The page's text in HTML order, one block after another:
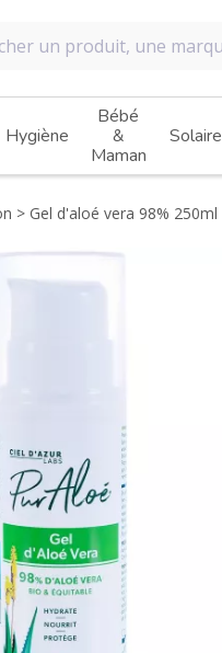
Hygiène
Bébé
&
Maman
Solaire
Gel d'aloé vera 98% 250ml